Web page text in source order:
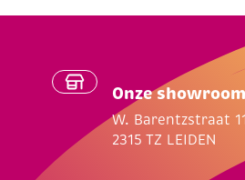
Onze showroom
W. Barentzstraat
2315 TZ LEIDEN